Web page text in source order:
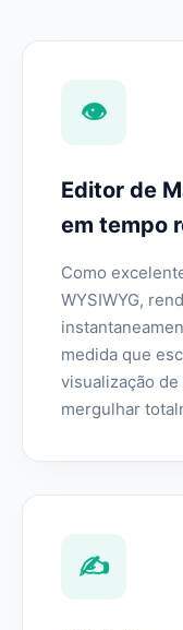
👁️
Editor de
em tempo
Como
WYSIWYG,
medida que
visualização
mergulhar
✍️